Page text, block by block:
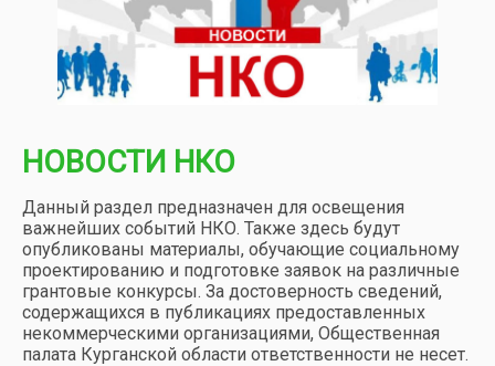
НОВОСТИ НКО
Данный раздел предназначен для освещения
важнейших событий НКО. Также здесь будут
опубликованы материалы, обучающие социальному
проектированию и подготовке заявок на различные
грантовые конкурсы. За достоверность сведений,
содержащихся в публикациях предоставленных
некоммерческими организациями, Общественная
палата Курганской области ответственности не несет.